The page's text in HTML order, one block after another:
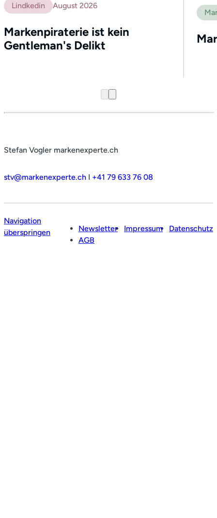
Lindkedin August 2026
Markenpiraterie ist kein
Gentleman's Delikt
Stefan Vogler markenexperte.ch
stv@markenexperte.ch I +41 79 633 76 08
Navigation
überspringen
Newsletter Impressum
Datenschutz
AGB